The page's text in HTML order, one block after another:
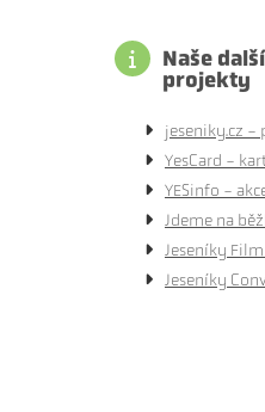
Naše další
projekty
jeseniky.cz -
YesCard -
YESinfo -
Jdeme na
Jeseníky
Jeseníky